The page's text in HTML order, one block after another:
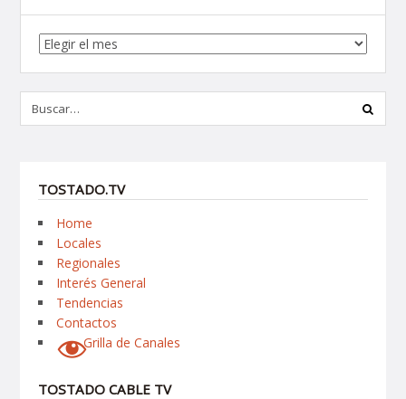
Archivos
TOSTADO.TV
Home
Locales
Regionales
Interés General
Tendencias
Contactos
Grilla de Canales
TOSTADO CABLE TV